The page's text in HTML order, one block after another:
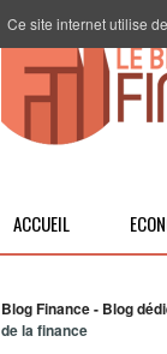
ACCUEIL
Blog Finance - Blog
de la finance
Ce site internet utilise